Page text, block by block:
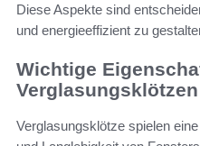
Diese Aspekte sind
und energieeffizient zu
Wichtige
Verglasungsklötzen
Verglasungsklötze spielen